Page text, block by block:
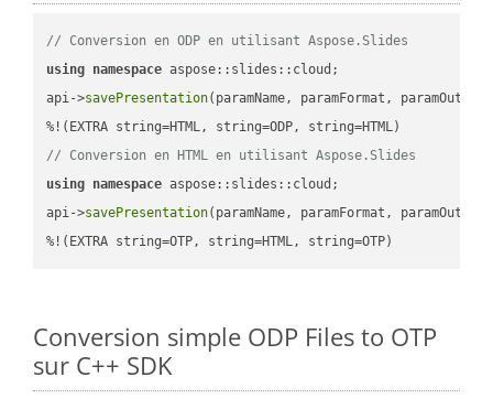
// Conversion en ODP en utilisant Aspose.Slides
using namespace aspose::slides::cloud;
api->savePresentation(paramName, paramFormat,
// Conversion en HTML en utilisant Aspose.Slides
using namespace aspose::slides::cloud;
api->savePresentation(paramName, paramFormat,
%!(EXTRA string=OTP, string=HTML, string=OTP)
Conversion simple ODP Files to OTP
sur C++ SDK